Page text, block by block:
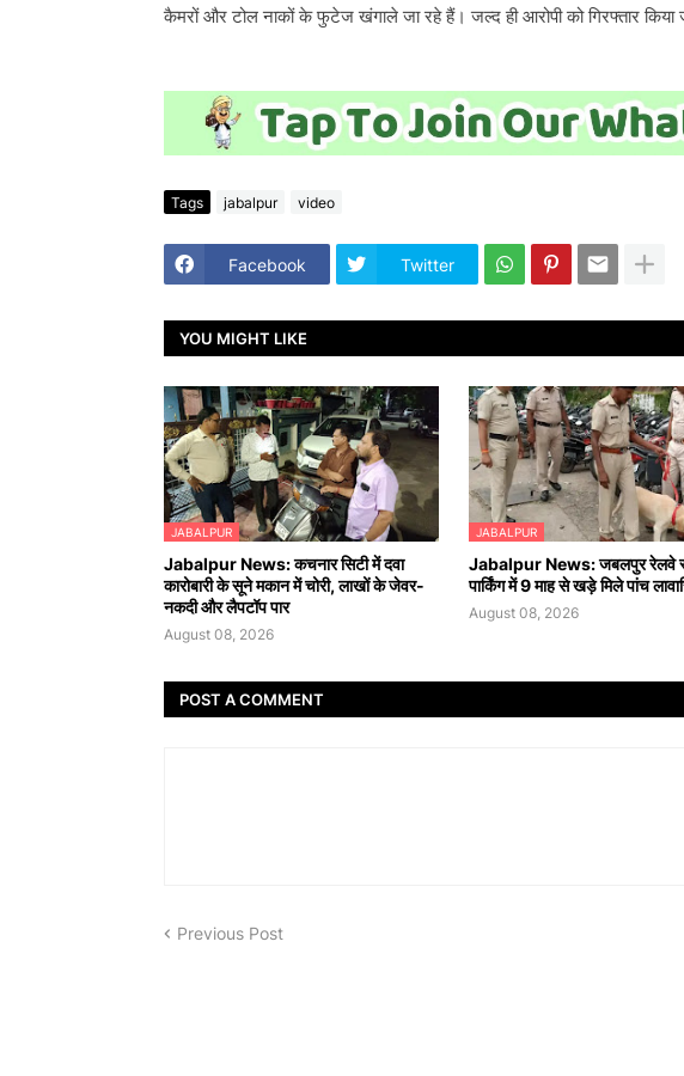
कैमरों और टोल नाकों के फुटेज खंगाले जा रहे हैं। जल्द ही आरोपी को गिरफ्तार किया
Tags jabalpur video
Facebook Twitter
YOU MIGHT LIKE
JABALPUR
Jabalpur News: कचनार सिटी में दवा
कारोबारी के सूने मकान में चोरी, लाखों के जेवर-
नकदी और लैपटॉप पार
August 08, 2026
JABALPUR
Jabalpur News: जबलपुर रेलवे
पार्किंग में 9 माह से खड़े मिले पांच
August 08, 2026
POST A COMMENT
Previous Post